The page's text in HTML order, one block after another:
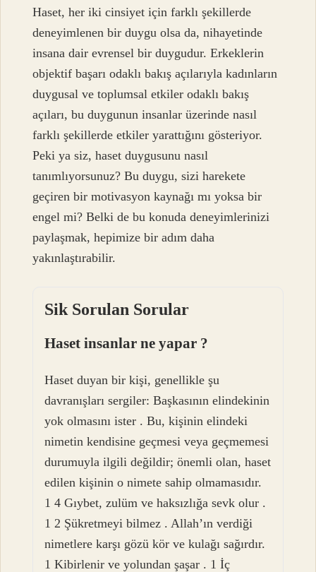
Haset, her iki cinsiyet için farklı şekillerde
deneyimlenen bir duygu olsa da, nihayetinde
insana dair evrensel bir duygudur. Erkeklerin
objektif başarı odaklı bakış açılarıyla kadınların
duygusal ve toplumsal etkiler odaklı bakış
açıları, bu duygunun insanlar üzerinde nasıl
farklı şekillerde etkiler yarattığını gösteriyor.
Peki ya siz, haset duygusunu nasıl
tanımlıyorsunuz? Bu duygu, sizi harekete
geçiren bir motivasyon kaynağı mı yoksa bir
engel mi? Belki de bu konuda deneyimlerinizi
paylaşmak, hepimize bir adım daha
yakınlaştırabilir.
Sik Sorulan Sorular
Haset insanlar ne yapar ?
Haset duyan bir kişi, genellikle şu
davranışları sergiler: Başkasının elindekinin
yok olmasını ister . Bu, kişinin elindeki
nimetin kendisine geçmesi veya geçmemesi
durumuyla ilgili değildir; önemli olan, haset
edilen kişinin o nimete sahip olmamasıdır.
1 4 Gıybet, zulüm ve haksızlığa sevk olur .
1 2 Şükretmeyi bilmez . Allah’ın verdiği
nimetlere karşı gözü kör ve kulağı sağırdır.
1 Kibirlenir ve yolundan şaşar . 1 İç